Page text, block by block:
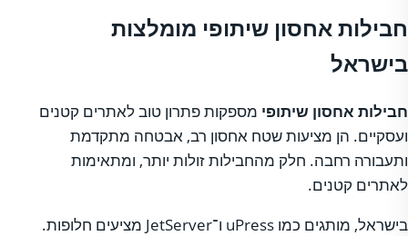
חבילות אחסון שיתופי מומלצות
בישראל
חבילות אחסון שיתופי מספקות פתרון טוב לאתרים קטנים
ועסקיים. הן מציעות שטח אחסון רב, אבטחה מתקדמת
ותעבורה רחבה. חלק מהחבילות זולות יותר, ומתאימות
לאתרים קטנים.
בישראל, מותגים כמו uPress ו־JetServer מציעים חלופות.